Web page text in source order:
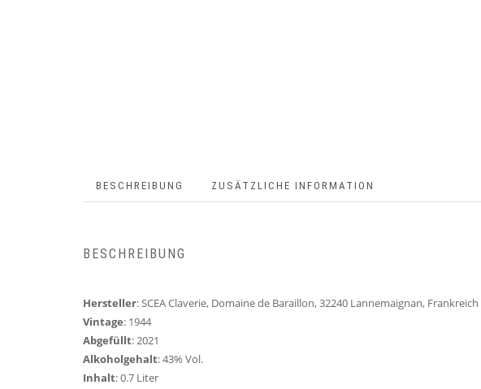
BESCHREIBUNG ZUSÄTZLICHE INFORMATION
BESCHREIBUNG
Hersteller: SCEA Claverie, Domaine de Baraillon, 32240 Lannemaignan, Frankreich
Vintage: 1944
Abgefüllt: 2021
Alkoholgehalt: 43% Vol.
Inhalt: 0.7 Liter